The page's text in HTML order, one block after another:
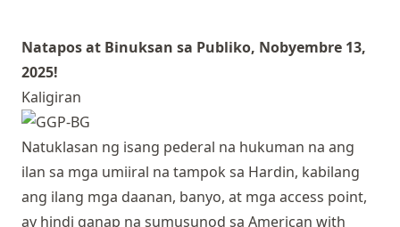
Natapos at Binuksan sa Publiko, Nobyembre 13,
2025!
Kaligiran
Natuklasan ng isang pederal na hukuman na ang
ilan sa mga umiiral na tampok sa Hardin, kabilang
ang ilang mga daanan, banyo, at mga access point,
ay hindi ganap na sumusunod sa American with